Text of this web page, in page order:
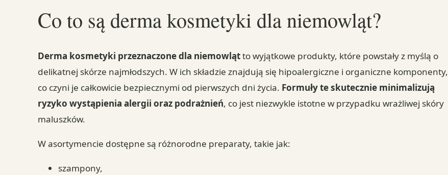
Co to są derma kosmetyki dla niemowląt?
Derma kosmetyki przeznaczone dla niemowlątto wyjątkowe produkty, które powstały z myślą o
delikatnej skórze najmłodszych. W ich składzie znajdują się hipoalergiczne i organiczne komponenty,
co czyni je całkowicie bezpiecznymi od pierwszych dni życia. Formuły te skutecznie minimalizują
ryzyko wystąpienia alergii oraz podrażnień, co jest niezwykle istotne w przypadku wrażliwej skóry
maluszków.
W asortymencie dostępne są różnorodne preparaty, takie jak:
szampony,